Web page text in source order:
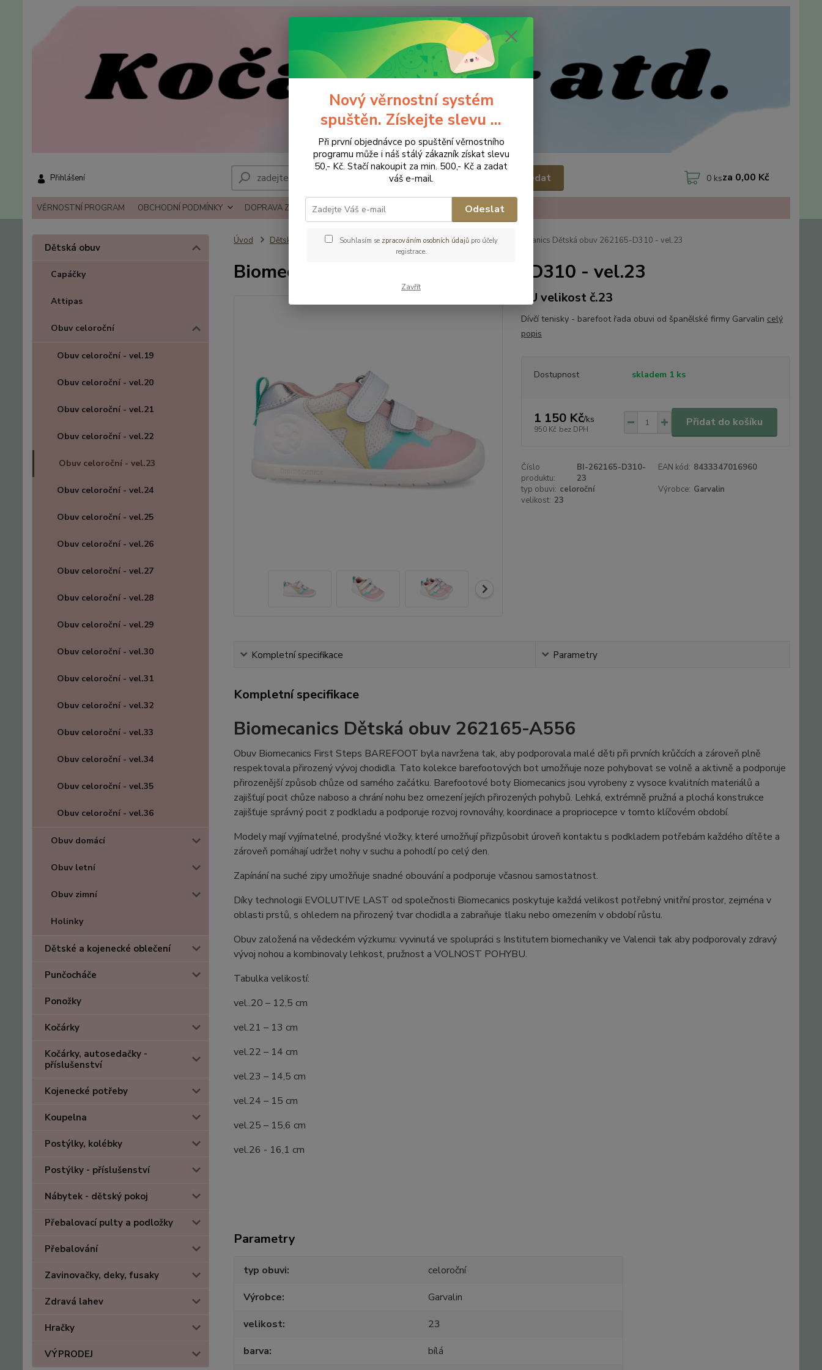
VĚRNOSTNÍ PROGRAM OBCHODNÍ PODMÍNKY DOPRAVA ZBOŽÍ REKLAMACE A VRÁCENÍ ZBOŹÍ KONTAKTY
Přihlášení Hledat 0 ksza 0,00 Kč
Dětská obuv
Capáčky
Attipas
Obuv celoroční
Obuv celoroční - vel.19
Obuv celoroční - vel.20
Obuv celoroční - vel.21
Obuv celoroční - vel.22
Obuv celoroční - vel.23
Obuv celoroční - vel.24
Obuv celoroční - vel.25
Obuv celoroční - vel.26
Obuv celoroční - vel.27
Obuv celoroční - vel.28
Obuv celoroční - vel.29
Obuv celoroční - vel.30
Obuv celoroční - vel.31
Obuv celoroční - vel.32
Obuv celoroční - vel.33
Obuv celoroční - vel.34
Obuv celoroční - vel.35
Obuv celoroční - vel.36
Obuv domácí
Obuv letní
Obuv zimní
Holinky
Dětské a kojenecké oblečení
Punčocháče
Ponožky
Kočárky
Kočárky, autosedačky -
příslušenství
Kojenecké potřeby
Koupelna
Postýlky, kolébky
Postýlky - příslušenství
Nábytek - dětský pokoj
Přebalovací pulty a podložky
Přebalování
Zavinovačky, deky, fusaky
Zdravá lahev
Hračky
VÝPRODEJ
Úvod Dětská obuv Obuv celoroční Obuv celoroční - vel.23 Biomecanics Dětská obuv 262165-D310 - vel.23
Biomecanics Dětská obuv 262165-D310 - vel.23
EU velikost č.23
Dívčí tenisky - barefoot řada obuvi od španělské firmy Garvalin celý
popis
Dostupnost skladem 1 ks
1 150 Kč/ks
950 Kč bez DPH
Přidat do košíku
Číslo
produktu:
BI-262165-D310-
23
EAN kód: 8433347016960
typ obuvi: celoroční Výrobce: Garvalin
velikost: 23
Kompletní specifikace Parametry
Kompletní specifikace
Biomecanics Dětská obuv 262165-A556
Obuv Biomecanics First Steps BAREFOOT byla navržena tak, aby podporovala malé děti při prvních krůčcích a zároveň plně
respektovala přirozený vývoj chodidla. Tato kolekce barefootových bot umožňuje noze pohybovat se volně a aktivně a podporuje
přirozenější způsob chůze od samého začátku. Barefootové boty Biomecanics jsou vyrobeny z vysoce kvalitních materiálů a
zajišťují pocit chůze naboso a chrání nohu bez omezení jejích přirozených pohybů. Lehká, extrémně pružná a plochá konstrukce
zajišťuje správný pocit z podkladu a podporuje rozvoj rovnováhy, koordinace a propriocepce v tomto klíčovém období.
Modely mají vyjímatelné, prodyšné vložky, které umožňují přizpůsobit úroveň kontaktu s podkladem potřebám každého dítěte a
zároveň pomáhají udržet nohy v suchu a pohodlí po celý den.
Zapínání na suché zipy umožňuje snadné obouvání a podporuje včasnou samostatnost.
Díky technologii EVOLUTIVE LAST od společnosti Biomecanics poskytuje každá velikost potřebný vnitřní prostor, zejména v
oblasti prstů, s ohledem na přirozený tvar chodidla a zabraňuje tlaku nebo omezením v období růstu.
Obuv založená na vědeckém výzkumu: vyvinutá ve spolupráci s Institutem biomechaniky ve Valencii tak aby podporovaly zdravý
vývoj nohou a kombinovaly lehkost, pružnost a VOLNOST POHYBU.
Tabulka velikostí:
vel..20 – 12,5 cm
vel.21 – 13 cm
vel.22 – 14 cm
vel.23 – 14,5 cm
vel.24 – 15 cm
vel.25 – 15,6 cm
vel.26 - 16,1 cm
Parametry
typ obuvi
celoroční
Výrobce
Garvalin
velikost
23
barva
bílá
Nový věrnostní systém
spuštěn. Získejte slevu ...
Při první objednávce po spuštění věrnostního
programu může i náš stálý zákazník získat slevu
50,- Kč. Stačí nakoupit za min. 500,- Kč a zadat
váš e-mail.
Odeslat
Souhlasím se zpracováním osobních údajůpro účely
registrace.
Zavřít